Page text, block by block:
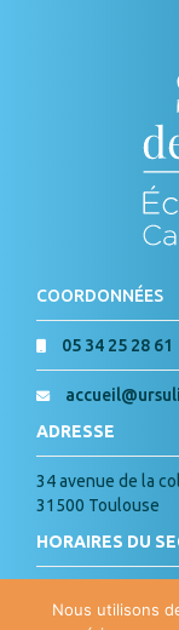
COORDONNÉES
05 34 25 28 61
ADRESSE
34 avenue de la
31500 Toulouse
HORAIRES DU
de 8h à 18h
Nous utilisons